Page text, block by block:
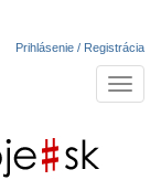
Prihlásenie / Registrácia